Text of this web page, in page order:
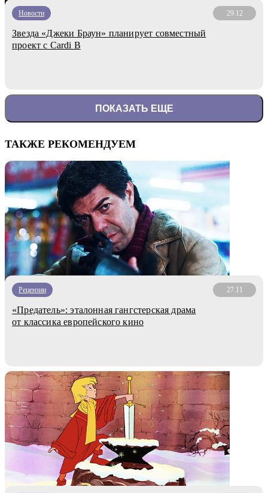
Новости 29.12
Звезда «Джеки Браун» планирует совместный
проект с Cardi B
ПОКАЗАТЬ ЕЩЕ
ТАКЖЕ РЕКОМЕНДУЕМ
Рецензии 27.11
«Предатель»: эталонная гангстерская драма
от классика европейского кино